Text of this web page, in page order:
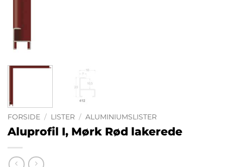
FORSIDE / LISTER / ALUMINIUMSLISTER
Aluprofil I, Mørk Rød lakerede